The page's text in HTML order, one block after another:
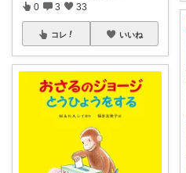
0 3 33
コレ いいね